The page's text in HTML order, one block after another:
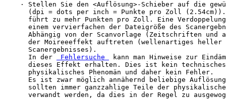
· Stellen Sie den <Auflösung>-Schieber auf die
(dpi = dots per inch = Punkte pro Zoll
führt zu mehr Punkten pro Zoll. Eine
einem vervierfachen der Dateigröße des
Abhängig von der Scanvorlage (Zeitschriften und
der Moireeeffekt auftreten (wellenartiges heller
      Scanergebnisses).
      In der
Fehlersuche
kann man Hinweise zur
dieses Effekt erhalten. Dies ist kein
      physikalisches Phenomän und daher kein Fehler.
Es ist zwar möglich annähernd beliebige
sollten immer ganzzahlige Teile der
verwandt werden, da dies in der Regel zu